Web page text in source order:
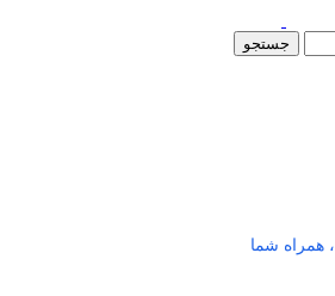
جستجو
، همراه شما